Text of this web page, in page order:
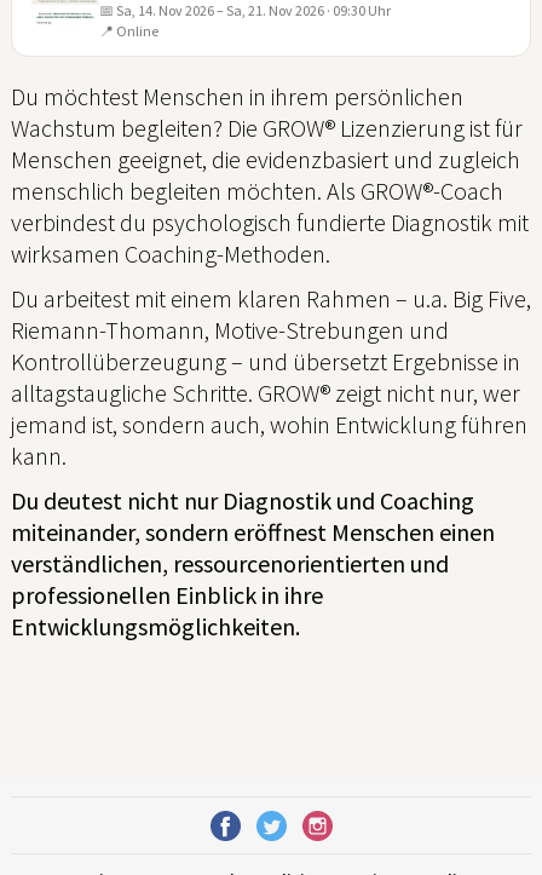
NOV
📅 Sa, 14. Nov 2026 – Sa, 21. Nov 2026 · 09:30 Uhr
📍 Online
Du möchtest Menschen in ihrem persönlichen
Wachstum begleiten? Die GROW® Lizenzierung ist für
Menschen geeignet, die evidenzbasiert und zugleich
menschlich begleiten möchten. Als GROW®-Coach
verbindest du psychologisch fundierte Diagnostik mit
wirksamen Coaching-Methoden.
Du arbeitest mit einem klaren Rahmen – u.a. Big Five,
Riemann-Thomann, Motive-Strebungen und
Kontrollüberzeugung – und übersetzt Ergebnisse in
alltagstaugliche Schritte. GROW® zeigt nicht nur, wer
jemand ist, sondern auch, wohin Entwicklung führen
kann.
Du deutest nicht nur Diagnostik und Coaching
miteinander, sondern eröffnest Menschen einen
verständlichen, ressourcenorientierten und
professionellen Einblick in ihre
Entwicklungsmöglichkeiten.